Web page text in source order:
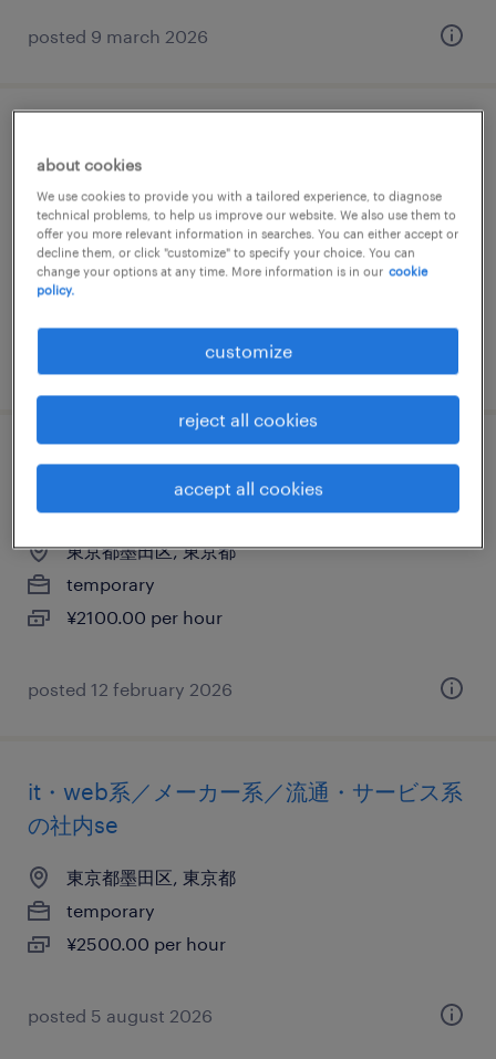
posted 9 march 2026
サポート
東京都墨田区, 東京都
permanent
¥285,000 per month
posted 3 october 2025
it・web系／メーカー系／流通・サービス系
のヘルプデスク・ユーザーサポート
東京都墨田区, 東京都
temporary
¥2100.00 per hour
posted 12 february 2026
it・web系／メーカー系／流通・サービス系
の社内se
東京都墨田区, 東京都
temporary
¥2500.00 per hour
posted 5 august 2026
about cookies
We use cookies to provide you with a tailored experience, to diagnose
technical problems, to help us improve our website. We also use them to
offer you more relevant information in searches. You can either accept or
decline them, or click "customize" to specify your choice. You can
change your options at any time. More information is in our cookie
policy.
customize
reject all cookies
accept all cookies